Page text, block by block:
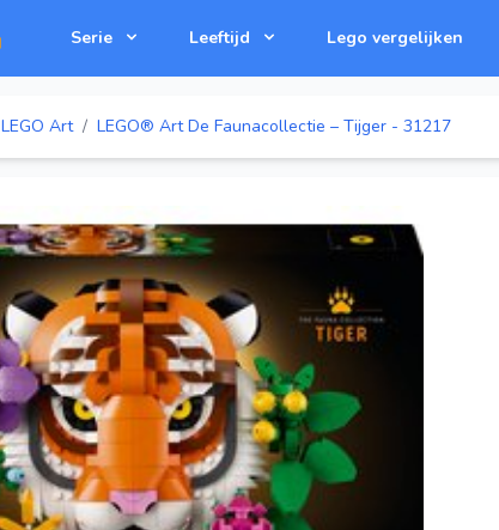
Serie Leeftijd Lego vergelijken
LEGO Art / LEGO® Art De Faunacollectie – Tijger - 31217